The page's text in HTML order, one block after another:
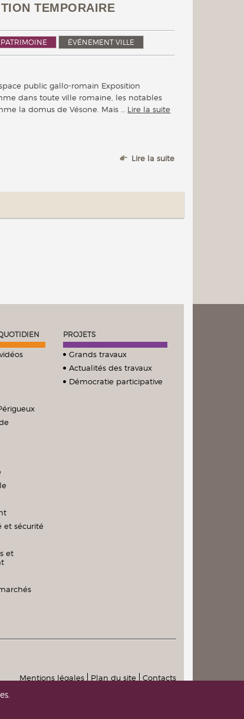
TEMPORAIRE
PATRIMOINE ÉVÉNEMENT VILLE
public gallo-romain Exposition
dans toute ville romaine, les notables
la domus de Vésone. Mais … Lire la suite
Lire la suite
et sécurité
et
PROJETS
Grands travaux
Actualités des travaux
Démocratie participative
Mentions légales Plan du site Contacts